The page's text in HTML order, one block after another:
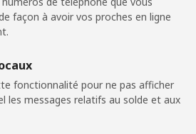
3 min pour ⁦$5⁩
façon à avoir vos proches en ligne
fonctionnalité pour ne pas afficher
les messages relatifs au solde et aux